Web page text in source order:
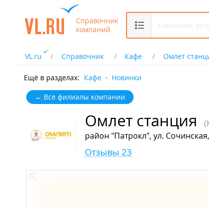
Справочник
компаний
VL.ru Справочник Кафе Омлет
Ещё в разделах: Кафе Новинки
← Все филиалы компании
Омлет станция
район "Патрокл", ул.
Отзывы 23